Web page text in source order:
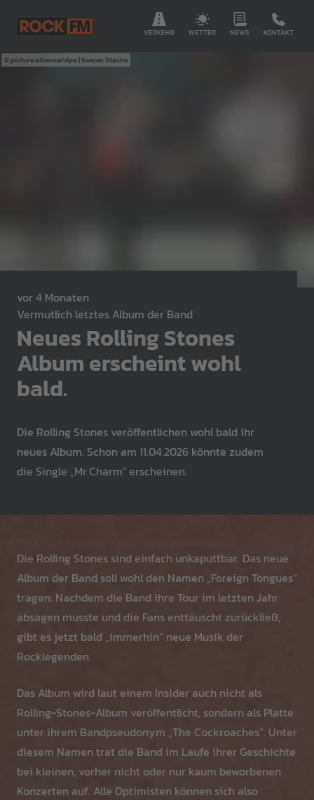
VERKEHR WETTER NEWS KONTAKT
picture alliance/dpa | Soeren Stache
vor 4 Monaten
Vermutlich letztes Album der Band
Neues Rolling Stones
Album erscheint wohl
bald.
Die Rolling Stones veröffentlichen wohl bald ihr
neues Album. Schon am 11.04.2026 könnte zudem
die Single „Mr.Charm" erscheinen.
Die Rolling Stones sind einfach unkaputtbar. Das neue
Album der Band soll wohl den Namen „Foreign Tongues“
tragen. Nachdem die Band ihre Tour im letzten Jahr
absagen musste und die Fans enttäuscht zurückließ,
gibt es jetzt bald „immerhin“ neue Musik der
Rocklegenden.
Das Album wird laut einem Insider auch nicht als
Rolling-Stones-Album veröffentlicht, sondern als Platte
unter ihrem Bandpseudonym „The Cockroaches“. Unter
diesem Namen trat die Band im Laufe ihrer Geschichte
bei kleinen, vorher nicht oder nur kaum beworbenen
Konzerten auf. Alle Optimisten können sich also